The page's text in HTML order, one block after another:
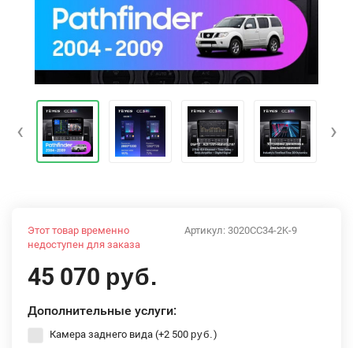
‹ ›
Артикул: 3020CC34-2K-9
Этот товар временно
недоступен для заказа
45 070 руб.
Дополнительные услуги:
Камера заднего вида (+2 500 руб. )